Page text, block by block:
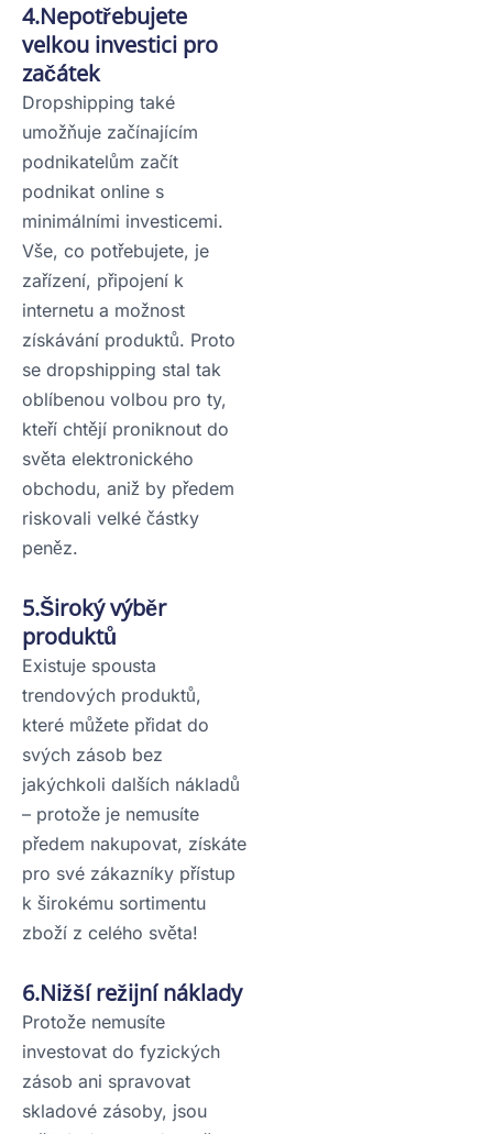
4.Nepotřebujete
velkou investici pro
začátek
Dropshipping také
umožňuje začínajícím
podnikatelům začít
podnikat online s
minimálními investicemi.
Vše, co potřebujete, je
zařízení, připojení k
internetu a možnost
získávání produktů. Proto
se dropshipping stal tak
oblíbenou volbou pro ty,
kteří chtějí proniknout do
světa elektronického
obchodu, aniž by předem
riskovali velké částky
peněz.
5.Široký výběr
produktů
Existuje spousta
trendových produktů,
které můžete přidat do
svých zásob bez
jakýchkoli dalších nákladů
– protože je nemusíte
předem nakupovat, získáte
pro své zákazníky přístup
k širokému sortimentu
zboží z celého světa!
6.Nižší režijní náklady
Protože nemusíte
investovat do fyzických
zásob ani spravovat
skladové zásoby, jsou